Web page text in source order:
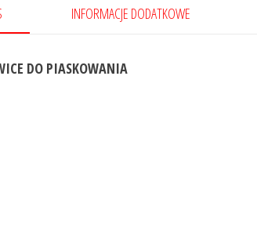
rękawice
piaskowania
INFORMACJE DODATKOWE
DO PIASKOWANIA